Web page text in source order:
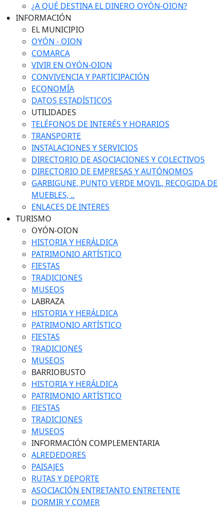
¿A QUÉ DESTINA EL DINERO OYÓN-OION?
INFORMACIÓN
EL MUNICIPIO
OYÓN - OION
COMARCA
VIVIR EN OYÓN-OION
CONVIVENCIA Y PARTICIPACIÓN
ECONOMÍA
DATOS ESTADÍSTICOS
UTILIDADES
TELÉFONOS DE INTERÉS Y HORARIOS
TRANSPORTE
INSTALACIONES Y SERVICIOS
DIRECTORIO DE ASOCIACIONES Y COLECTIVOS
DIRECTORIO DE EMPRESAS Y AUTÓNOMOS
GARBIGUNE, PUNTO VERDE MOVIL, RECOGIDA DE
MUEBLES, ..
ENLACES DE INTERES
TURISMO
OYÓN-OION
HISTORIA Y HERÁLDICA
PATRIMONIO ARTÍSTICO
FIESTAS
TRADICIONES
MUSEOS
LABRAZA
HISTORIA Y HERÁLDICA
PATRIMONIO ARTÍSTICO
FIESTAS
TRADICIONES
MUSEOS
BARRIOBUSTO
HISTORIA Y HERÁLDICA
PATRIMONIO ARTÍSTICO
FIESTAS
TRADICIONES
MUSEOS
INFORMACIÓN COMPLEMENTARIA
ALREDEDORES
PAISAJES
RUTAS Y DEPORTE
ASOCIACIÓN ENTRETANTO ENTRETENTE
DORMIR Y COMER